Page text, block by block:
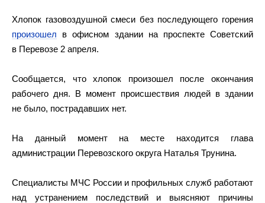
Хлопок газовоздушной смеси без последующего горения
произошел в офисном здании на проспекте Советский
в Перевозе 2 апреля.
Сообщается, что хлопок произошел после окончания
рабочего дня. В момент происшествия людей в здании
не было, пострадавших нет.
На данный момент на месте находится глава
администрации Перевозского округа Наталья Трунина.
Специалисты МЧС России и профильных служб работают
над устранением последствий и выясняют причины